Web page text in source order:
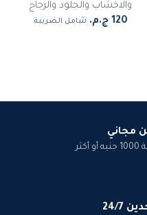
والاخشاب والجلود والزجاج
شامل الضريبة
مجاني
24/7